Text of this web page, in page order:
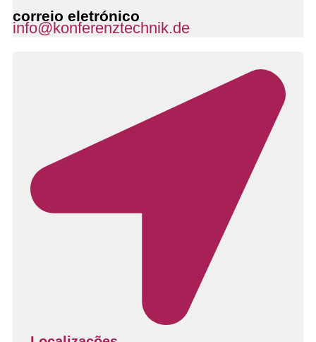
correio eletrónico
info@konferenztechnik.de